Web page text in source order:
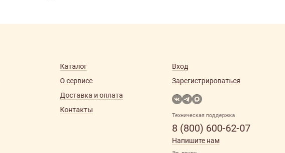
Каталог
О сервисе
Доставка и оплата
Контакты
Вход
Зарегистрироваться
Техническая поддержка
8 (800) 600-62-07
Напишите нам